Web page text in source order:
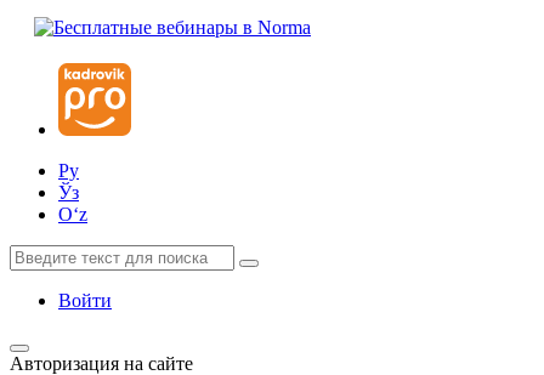
Ру
Ўз
Oʻz
Войти
Авторизация на сайте